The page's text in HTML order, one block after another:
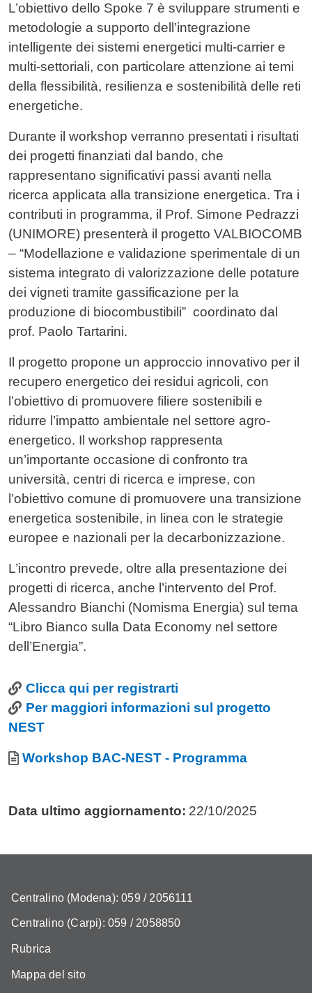
L’obiettivo dello Spoke 7 è sviluppare strumenti e
metodologie a supporto dell’integrazione
intelligente dei sistemi energetici multi-carrier e
multi-settoriali, con particolare attenzione ai temi
della flessibilità, resilienza e sostenibilità delle reti
energetiche.
Durante il workshop verranno presentati i risultati
dei progetti finanziati dal bando, che
rappresentano significativi passi avanti nella
ricerca applicata alla transizione energetica. Tra i
contributi in programma, il Prof. Simone Pedrazzi
(UNIMORE) presenterà il progetto VALBIOCOMB
– “Modellazione e validazione sperimentale di un
sistema integrato di valorizzazione delle potature
dei vigneti tramite gassificazione per la
produzione di biocombustibili” coordinato dal
prof. Paolo Tartarini.
Il progetto propone un approccio innovativo per il
recupero energetico dei residui agricoli, con
l’obiettivo di promuovere filiere sostenibili e
ridurre l’impatto ambientale nel settore agro-
energetico. Il workshop rappresenta
un’importante occasione di confronto tra
università, centri di ricerca e imprese, con
l’obiettivo comune di promuovere una transizione
energetica sostenibile, in linea con le strategie
europee e nazionali per la decarbonizzazione.
L’incontro prevede, oltre alla presentazione dei
progetti di ricerca, anche l’intervento del Prof.
Alessandro Bianchi (Nomisma Energia) sul tema
“Libro Bianco sulla Data Economy nel settore
dell’Energia”.
LinkClicca qui per registrarti
Per maggiori informazioni sul progetto
NEST
Allegati
Documento
Workshop BAC-NEST - Programma
Data ultimo aggiornamento: 22/10/2025
Centralino (Modena): 059 / 2056111
Centralino (Carpi): 059 / 2058850
Rubrica
Mappa del sito